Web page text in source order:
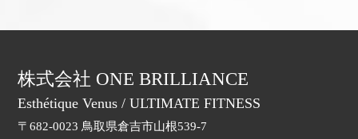
株式会社 ONE BRILLIANCE
Esthétique Venus / ULTIMATE FITNESS
〒682-0023 鳥取県倉吉市山根539-7